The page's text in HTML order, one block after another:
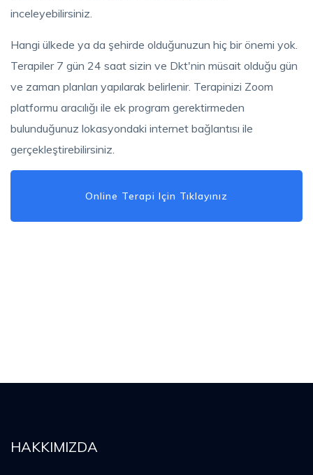
inceleyebilirsiniz.
Hangi ülkede ya da şehirde olduğunuzun hiç bir önemi yok.
Terapiler 7 gün 24 saat sizin ve Dkt'nin müsait olduğu gün
ve zaman planları yapılarak belirlenir. Terapinizi Zoom
platformu aracılığı ile ek program gerektirmeden
bulunduğunuz lokasyondaki internet bağlantısı ile
gerçekleştirebilirsiniz.
Online Terapi Için Tıklayınız
HAKKIMIZDA